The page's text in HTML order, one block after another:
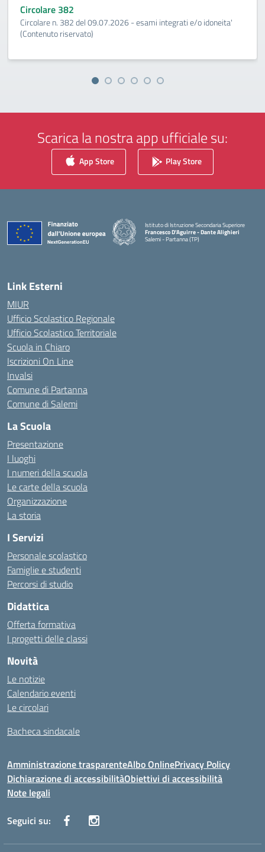
Circolare 382
Circolare n. 382 del 09.07.2026 - esami integrati e/o idoneita'
(Contenuto riservato)
Scarica la nostra app ufficiale su:
App Store Play Store
Istituto di Istruzione Secondaria Superiore
Francesco D'Aguirre - Dante Alighieri
Salemi - Partanna (TP)
Link Esterni
MIUR
Ufficio Scolastico Regionale
Ufficio Scolastico Territoriale
Scuola in Chiaro
Iscrizioni On Line
Invalsi
Comune di Partanna
Comune di Salemi
La Scuola
Presentazione
I luoghi
I numeri della scuola
Le carte della scuola
Organizzazione
La storia
I Servizi
Personale scolastico
Famiglie e studenti
Percorsi di studio
Didattica
Offerta formativa
I progetti delle classi
Novità
Le notizie
Calendario eventi
Le circolari
Bacheca sindacale
Amministrazione trasparenteAlbo OnlinePrivacy Policy
Dichiarazione di accessibilitàObiettivi di accessibilità
Note legali
Seguici su: